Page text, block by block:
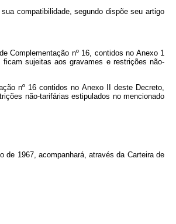
compatibilidade, segundo dispõe seu artigo
Complementação nº 16, contidos no Anexo 1
sujeitas aos gravames e restrições não-
nº 16 contidos no Anexo II deste Decreto,
não-tarifárias estipulados no mencionado
de 1967, acompanhará, através da Carteira de